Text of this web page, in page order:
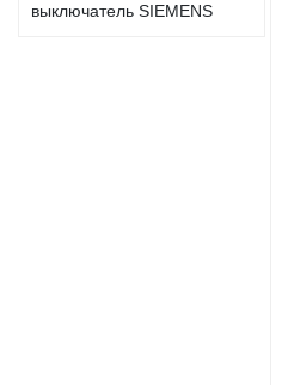
выключатель SIEMENS